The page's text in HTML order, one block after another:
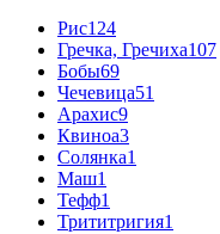
Рис124
Гречка, Гречиха107
Бобы69
Чечевица51
Арахис9
Квиноа3
Солянка1
Маш1
Тефф1
Трититригия1